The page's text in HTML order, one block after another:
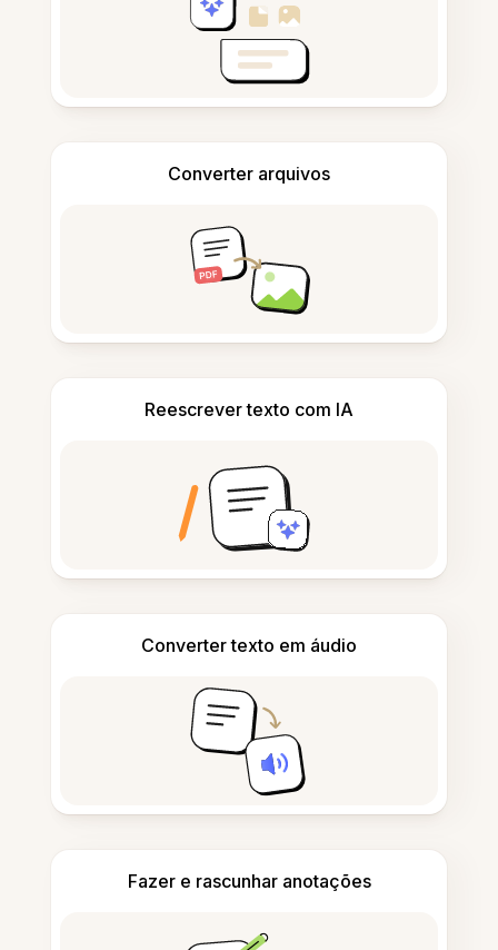
Converter arquivos
Reescrever texto com IA
Converter texto em áudio
Fazer e rascunhar anotações